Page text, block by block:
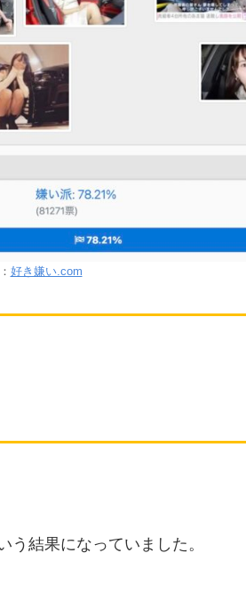
好き嫌い.com
う結果になっていました。